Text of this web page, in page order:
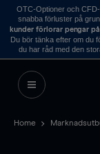
OTC-Optioner och
snabba förluster på
kunder förlorar pengar
Du bör tänka efter om du
du har råd med den
Home